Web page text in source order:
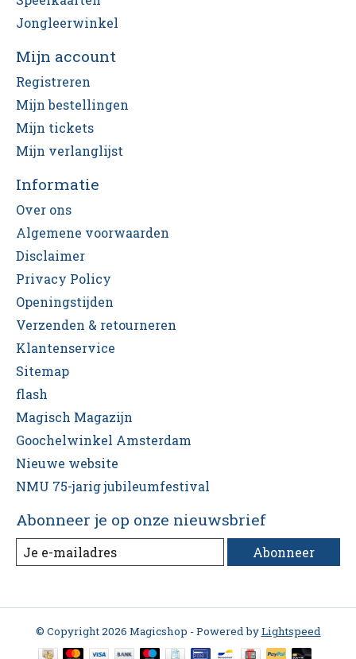
Jongleerwinkel
Mijn account
Registreren
Mijn bestellingen
Mijn tickets
Mijn verlanglijst
Informatie
Over ons
Algemene voorwaarden
Disclaimer
Privacy Policy
Openingstijden
Verzenden & retourneren
Klantenservice
Sitemap
flash
Magisch Magazijn
Goochelwinkel Amsterdam
Nieuwe website
NMU 75-jarig jubileumfestival
Abonneer je op onze nieuwsbrief
Abonneer
© Copyright 2026 Magicshop - Powered byLightspeed